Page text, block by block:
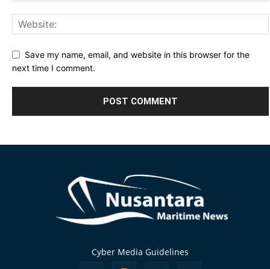
Save my name, email, and website in this browser for the
next time I comment.
Cyber Media Guidelines